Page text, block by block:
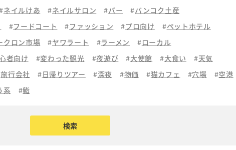
ネイルけあ ネイルサロン バー
バンコク土産
フードコート ファッション プロ向け
ペットホテル
クロン市場 ヤワラート ラーメン
ローカル
者向け 変わった観光 夜遊び 大使館 大食い
天気
旅行会社 日帰りツアー 深夜 物価 猫カフェ 穴場
空港
系 鮨